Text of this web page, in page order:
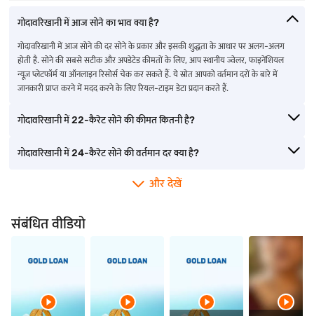
गोदावरिखानी में आज सोने का भाव क्या है?
गोदावरिखानी में आज सोने की दर सोने के प्रकार और इसकी शुद्धता के आधार पर अलग-अलग
होती है. सोने की सबसे सटीक और अपडेटेड कीमतों के लिए, आप स्थानीय ज्वेलर, फाइनेंशियल
न्यूज़ प्लेटफॉर्म या ऑनलाइन रिसोर्स चेक कर सकते हैं. ये स्रोत आपको वर्तमान दरों के बारे में
जानकारी प्राप्त करने में मदद करने के लिए रियल-टाइम डेटा प्रदान करते हैं.
गोदावरिखानी में 22-कैरेट सोने की कीमत कितनी है?
गोदावरिखानी में 24-कैरेट सोने की वर्तमान दर क्या है?
और देखें
संबंधित वीडियो